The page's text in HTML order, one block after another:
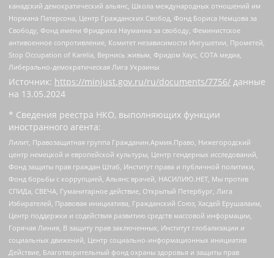
канадский демократический альянс, Школа международных отношений им
Нормана Патерсона, Центр Гражданских Свобод, Фонд Бориса Немцова за
Свободу, Фонд имени Фридриха Науманна за свободу, Феминистское
антивоенное сопротивление, Комитет независимости Ингушетии, Прометей,
Stop Occupation of Karelia, Вернись живым, Фридом Хаус, СОТА медиа,
Либерально-демократическая Лига Украины
Источник: https://minjust.gov.ru/ru/documents/7756/ данные
на 13.05.2024
* Сведения реестра НКО, выполняющих функции
иностранного агента:
Лилит, Правозащитная группа Гражданин.Армия.Право, Нижегородский
центр немецкой и европейской культуры, Центр гендерных исследований,
Фонд защиты прав граждан Штаб, Институт права и публичной политики,
Фонд борьбы с коррупцией, Альянс врачей, НАСИЛИЮ.НЕТ, Мы против
СПИДа, СВЕЧА, Гуманитарное действие, Открытый Петербург, Лига
Избирателей, Правовая инициатива, Гражданский Союз, Хасдей Ерушалаим,
Центр поддержки и содействия развитию средств массовой информации,
Горячая Линия, В защиту прав заключенных, Институт глобализации и
социальных движений, Центр социально-информационных инициатив
Действие, Благотворительный фонд охраны здоровья и защиты прав